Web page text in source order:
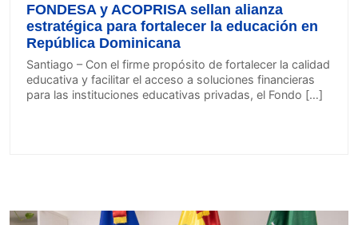
FONDESA y ACOPRISA sellan alianza
estratégica para fortalecer la educación en
República Dominicana
Santiago – Con el firme propósito de fortalecer la calidad
educativa y facilitar el acceso a soluciones financieras
para las instituciones educativas privadas, el Fondo […]